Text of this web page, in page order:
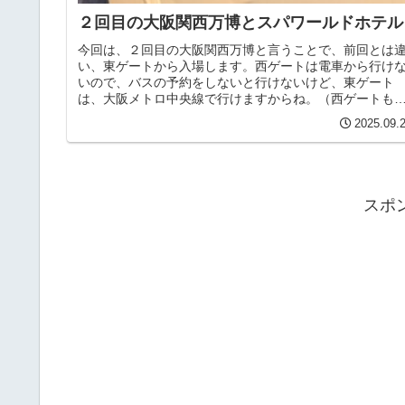
２回目の大阪関西万博とスパワールドホテル
今回は、２回目の大阪関西万博と言うことで、前回とは違
い、東ゲートから入場します。西ゲートは電車から行けな
いので、バスの予約をしないと行けないけど、東ゲート
は、大阪メトロ中央線で行けますからね。（西ゲートも予
スポ